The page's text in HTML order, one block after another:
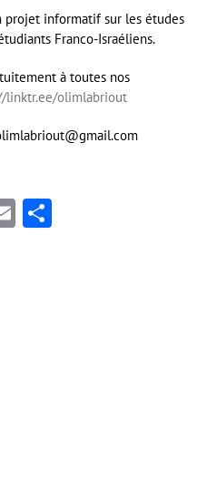
projet informatif sur les études
Franco-Israéliens.
à toutes nos
linktr.ee/olimlabriout
Email